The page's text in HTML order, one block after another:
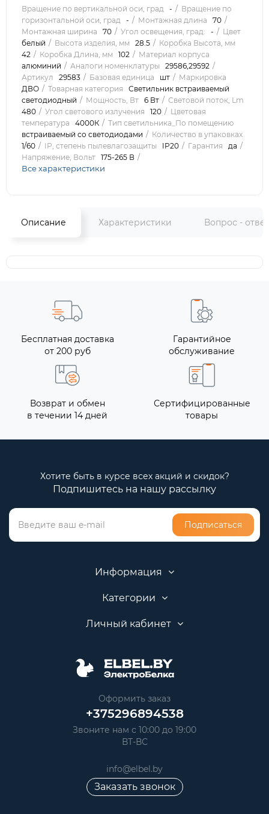
Вращение по вертикальной оси, град -
Вращение по
горизонтальной оси, град - Монтажная длина
70
Монтажная ширина
70 Угол освещения, град: -
Цвет
белый
Высота изделия, мм 28.5
Коробка Высота, мм
42
Коробка Длина, мм 102
Материал корпуса
алюминий
Аналоги номенклатуры
29586,29592
Артикул
29583 Базовая единица шт
Маркировка
ДВО
Товарная категория
Светильник встраиваемый
светодиодный
Мощность, Вт 6 Вт
Световой поток, Lm
480
Угол светового излучения 120
Цветовая
температура
4000К
Тип светильника_По помещению
встраиваемый со светодиодами
Количество в упаковках
1/60
IP, степень пылевлагозащиты IP20 Гарантия
да
Напряжение, Вольт 175-265 В
Все характеристики
Описание Характеристики Вопрос -
Бесплатная доставка
от 200 руб
Гарантийное
обслуживание
Возврат и обмен
в течении 14 дней
Сертифицированные
товары
Хотите быть в курсе всех акций и скидок?
Подпишитесь на нашу рассылку
Подписаться
Информация
Категории
Личный кабинет
Оформить заказ
+375296894538
Звоните нам с 10:00 до 19:00
ВТ-ВС
info@elbel.by
Заказать звонок